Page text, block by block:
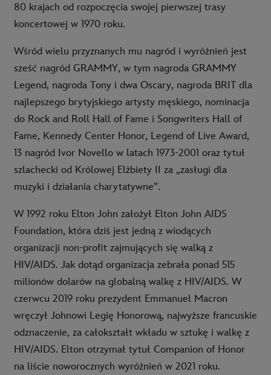
80 krajach od rozpoczęcia swojej pierwszej trasy
koncertowej w 1970 roku.
Wśród wielu przyznanych mu nagród i wyróżnień jest
sześć nagród GRAMMY, w tym nagroda GRAMMY
Legend, nagroda Tony i dwa Oscary, nagroda BRIT dla
najlepszego brytyjskiego artysty męskiego, nominacja
do Rock and Roll Hall of Fame i Songwriters Hall of
Fame, Kennedy Center Honor, Legend of Live Award,
13 nagród Ivor Novello w latach 1973-2001 oraz tytuł
szlachecki od Królowej Elżbiety II za „zasługi dla
muzyki i działania charytatywne”.
W 1992 roku Elton John założył Elton John AIDS
Foundation, która dziś jest jedną z wiodących
organizacji non-profit zajmujących się walką z
HIV/AIDS. Jak dotąd organizacja zebrała ponad 515
milionów dolarów na globalną walkę z HIV/AIDS. W
czerwcu 2019 roku prezydent Emmanuel Macron
wręczył Johnowi Legię Honorową, najwyższe francuskie
odznaczenie, za całokształt wkładu w sztukę i walkę z
HIV/AIDS. Elton otrzymał tytuł Companion of Honor
na liście noworocznych wyróżnień w 2021 roku.